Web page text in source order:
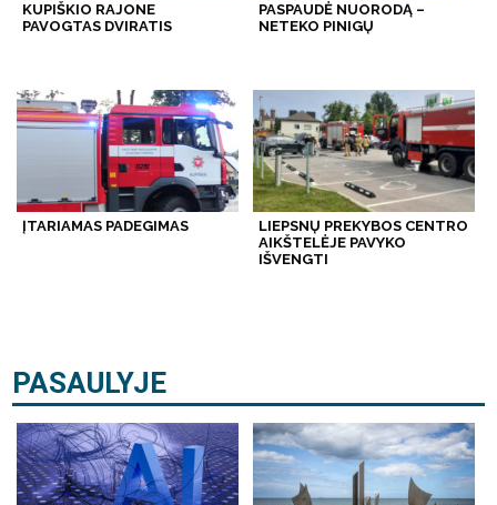
KUPIŠKIO RAJONE
PAVOGTAS DVIRATIS
PASPAUDĖ NUORODĄ –
NETEKO PINIGŲ
ĮTARIAMAS PADEGIMAS
LIEPSNŲ PREKYBOS CENTRO
AIKŠTELĖJE PAVYKO
IŠVENGTI
PASAULYJE